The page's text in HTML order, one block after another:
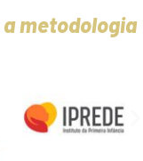
metodologia